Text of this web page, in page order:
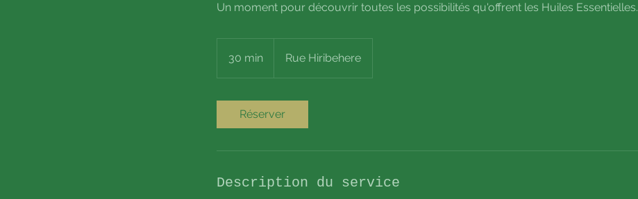
Un moment pour découvrir toutes les possibilités qu'offrent les Huiles Essentielles.
30 min
0
Rue Hiribehere
Réserver
Description du service